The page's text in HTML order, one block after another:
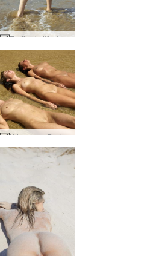
Tanijas kailā pludmale #13
Krista Lysa Ruslana pamāj ar roku #21